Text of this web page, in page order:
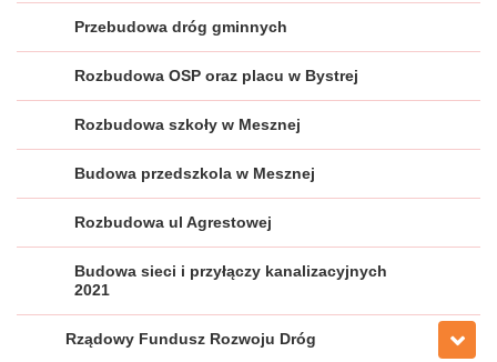
Przebudowa dróg gminnych
Rozbudowa OSP oraz placu w Bystrej
Rozbudowa szkoły w Mesznej
Budowa przedszkola w Mesznej
Rozbudowa ul Agrestowej
Budowa sieci i przyłączy kanalizacyjnych
2021
Rządowy Fundusz Rozwoju Dróg